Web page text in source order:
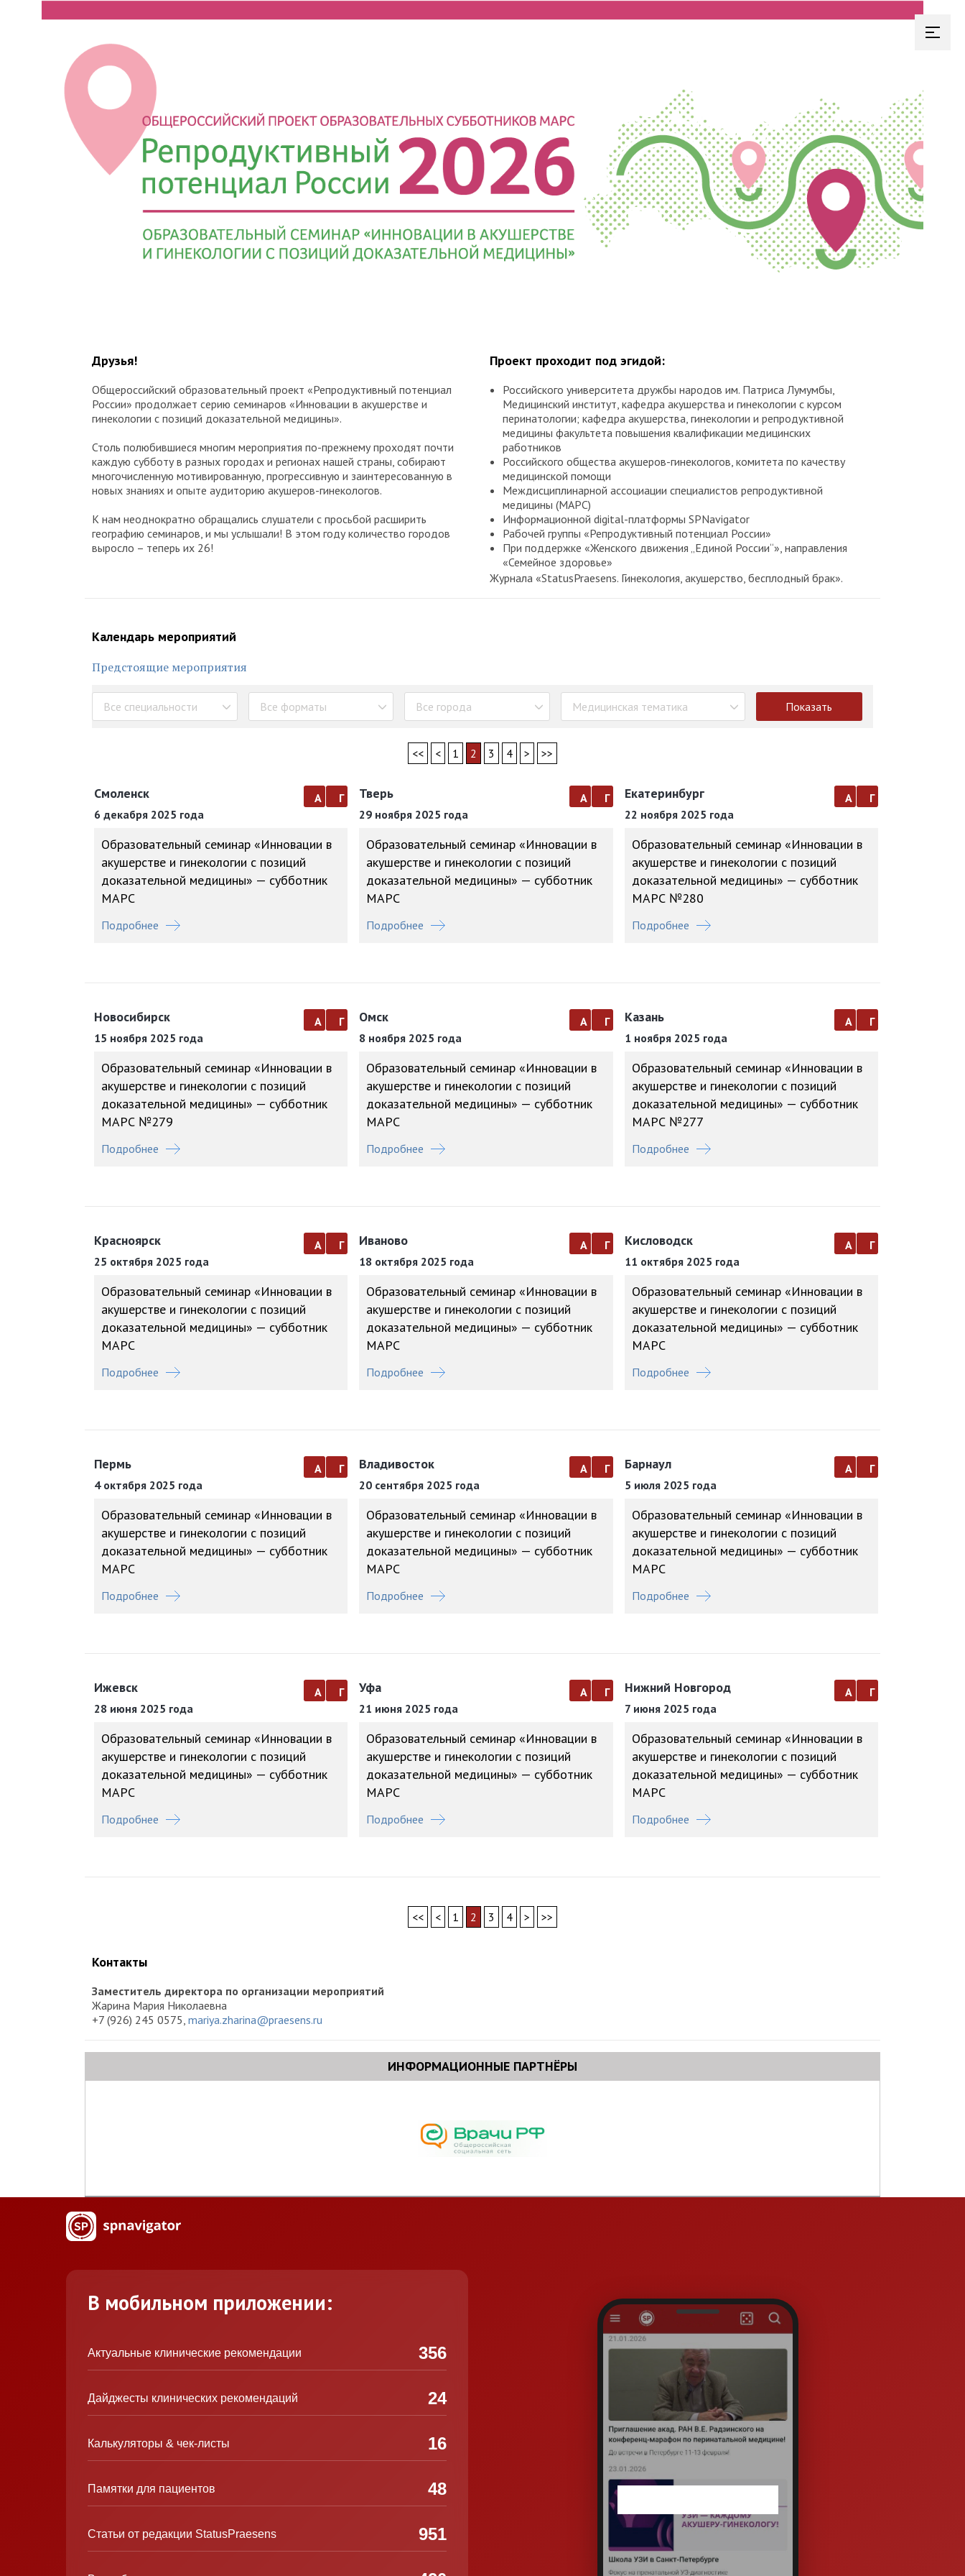
Друзья!
Общероссийский образовательный проект «Репродуктивный потенциал
России» продолжает серию семинаров «Инновации в акушерстве и
гинекологии с позиций доказательной медицины».
Столь полюбившиеся многим мероприятия по-прежнему проходят почти
каждую субботу в разных городах и регионах нашей страны, собирают
многочисленную мотивированную, прогрессивную и заинтересованную в
новых знаниях и опыте аудиторию акушеров-гинекологов.
К нам неоднократно обращались слушатели с просьбой расширить
географию семинаров, и мы услышали! В этом году количество городов
выросло – теперь их 26!
Проект проходит под эгидой:
Российского университета дружбы народов им. Патриса Лумумбы,
Медицинский институт, кафедра акушерства и гинекологии с курсом
перинатологии; кафедра акушерства, гинекологии и репродуктивной
медицины факультета повышения квалификации медицинских
работников
Российского общества акушеров-гинекологов, комитета по качеству
медицинской помощи
Междисциплинарной ассоциации специалистов репродуктивной
медицины (МАРС)
Информационной digital-платформы SPNavigator
Рабочей группы «Репродуктивный потенциал России»
При поддержке «Женского движения „Единой России“», направления
«Семейное здоровье»
Журнала «StatusPraesens. Гинекология, акушерство, бесплодный брак».
Календарь мероприятий
Предстоящие мероприятия
Все специальности Все форматы Все города Медицинская тематика Показать
<< < 1 2 3 4 > >>
Смоленск
6 декабря 2025 года
а г
Образовательный семинар «Инновации в
акушерстве и гинекологии с позиций
доказательной медицины» — субботник
МАРС
Подробнее
Тверь
29 ноября 2025 года
а г
Образовательный семинар «Инновации в
акушерстве и гинекологии с позиций
доказательной медицины» — субботник
МАРС
Подробнее
Екатеринбург
22 ноября 2025 года
а г
Образовательный семинар «Инновации в
акушерстве и гинекологии с позиций
доказательной медицины» — субботник
МАРС №280
Подробнее
Новосибирск
15 ноября 2025 года
а г
Образовательный семинар «Инновации в
акушерстве и гинекологии с позиций
доказательной медицины» — субботник
МАРС №279
Подробнее
Омск
8 ноября 2025 года
а г
Образовательный семинар «Инновации в
акушерстве и гинекологии с позиций
доказательной медицины» — субботник
МАРС
Подробнее
Казань
1 ноября 2025 года
а г
Образовательный семинар «Инновации в
акушерстве и гинекологии с позиций
доказательной медицины» — субботник
МАРС №277
Подробнее
Красноярск
25 октября 2025 года
а г
Образовательный семинар «Инновации в
акушерстве и гинекологии с позиций
доказательной медицины» — субботник
МАРС
Подробнее
Иваново
18 октября 2025 года
а г
Образовательный семинар «Инновации в
акушерстве и гинекологии с позиций
доказательной медицины» — субботник
МАРС
Подробнее
Кисловодск
11 октября 2025 года
а г
Образовательный семинар «Инновации в
акушерстве и гинекологии с позиций
доказательной медицины» — субботник
МАРС
Подробнее
Пермь
4 октября 2025 года
а г
Образовательный семинар «Инновации в
акушерстве и гинекологии с позиций
доказательной медицины» — субботник
МАРС
Подробнее
Владивосток
20 сентября 2025 года
а г
Образовательный семинар «Инновации в
акушерстве и гинекологии с позиций
доказательной медицины» — субботник
МАРС
Подробнее
Барнаул
5 июля 2025 года
а г
Образовательный семинар «Инновации в
акушерстве и гинекологии с позиций
доказательной медицины» — субботник
МАРС
Подробнее
Ижевск
28 июня 2025 года
а г
Образовательный семинар «Инновации в
акушерстве и гинекологии с позиций
доказательной медицины» — субботник
МАРС
Подробнее
Уфа
21 июня 2025 года
а г
Образовательный семинар «Инновации в
акушерстве и гинекологии с позиций
доказательной медицины» — субботник
МАРС
Подробнее
Нижний Новгород
7 июня 2025 года
а г
Образовательный семинар «Инновации в
акушерстве и гинекологии с позиций
доказательной медицины» — субботник
МАРС
Подробнее
<< < 1 2 3 4 > >>
Контакты
Заместитель директора по организации мероприятий
Жарина Мария Николаевна
+7 (926) 245 0575, mariya.zharina@praesens.ru
ИНФОРМАЦИОННЫЕ ПАРТНЁРЫ
В мобильном приложении:
Актуальные клинические рекомендации 356
Дайджесты клинических рекомендаций 24
Калькуляторы & чек-листы 16
Памятки для пациентов 48
Статьи от редакции StatusPraesens 951